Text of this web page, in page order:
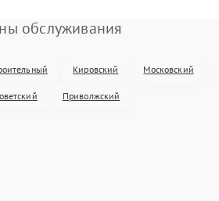
обслуживания
Кировский Московский
Приволжский